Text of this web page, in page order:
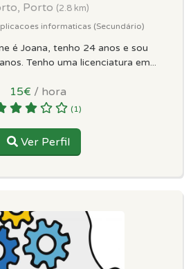
Porto (2.8 km)
informaticas (Secundário)
é Joana, tenho 24 anos e sou
Tenho uma licenciatura em...
15€ / hora
(1)
Ver Perfil